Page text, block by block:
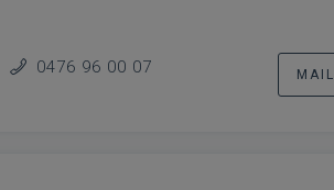
0476 96 00 07 MAIL